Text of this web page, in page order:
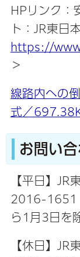
HPリンク：
ト：JR東日
https://
＞
線路内への
式／
お問い
【平日】JR
2016-1651
ら1月3日を
【休日】JR